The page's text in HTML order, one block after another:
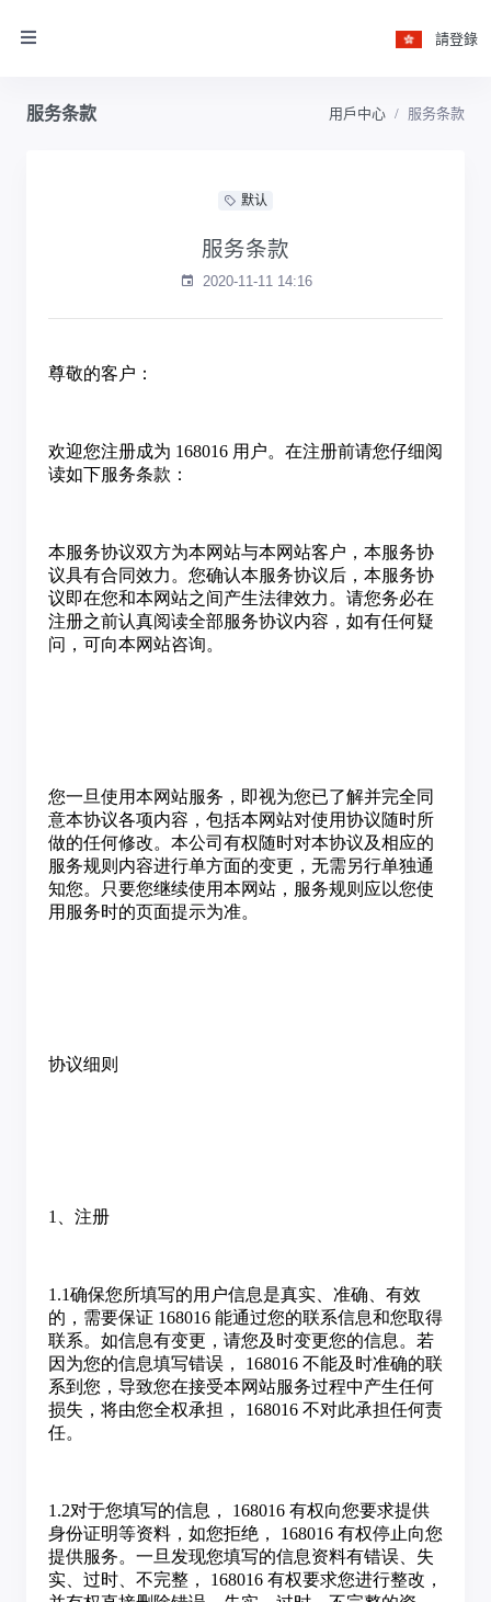
請登錄
服务条款 用戶中心 服务条款
默认
服务条款
2020-11-11 14:16